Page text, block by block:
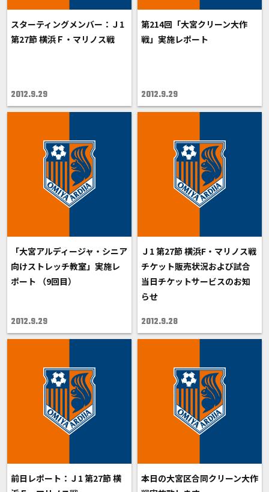
スターティングメンバー：Ｊ1
第27節 横浜Ｆ・マリノス戦
2012.9.29
第214回「大宮クリーン大作
戦」実施レポート
2012.9.29
「大宮アルディージャ・シニア
向けストレッチ教室」実施レ
ポート （9回目）
2012.9.29
Ｊ1 第27節 横浜F・マリノス戦
チケット販売状況および試合
当日チケットサービスのお知
らせ
2012.9.28
前日レポート：Ｊ1 第27節 横
本日の大宮区合同クリーン大作